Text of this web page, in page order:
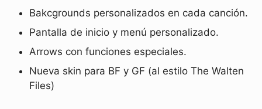
Bakcgrounds personalizados en cada canción.
Pantalla de inicio y menú personalizado.
Arrows con funciones especiales.
Nueva skin para BF y GF (al estilo The Walten
Files)